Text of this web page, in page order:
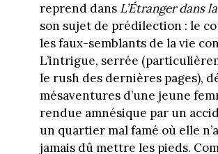
reprend dans L’Étranger dans
son sujet de prédilection : le
les faux-semblants de la vie
L’intrigue, serrée
le rush des dernières pages),
mésaventures d’une jeune
rendue amnésique par un
un quartier mal famé où elle
jamais dû mettre les pieds.